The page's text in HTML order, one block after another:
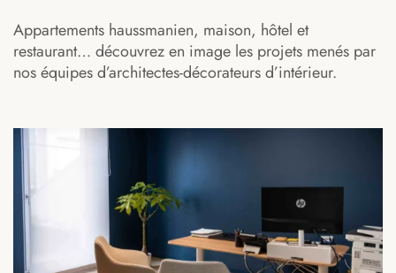
Appartements haussmanien, maison, hôtel et
restaurant… découvrez en image les projets menés par
nos équipes d’architectes-décorateurs d’intérieur.